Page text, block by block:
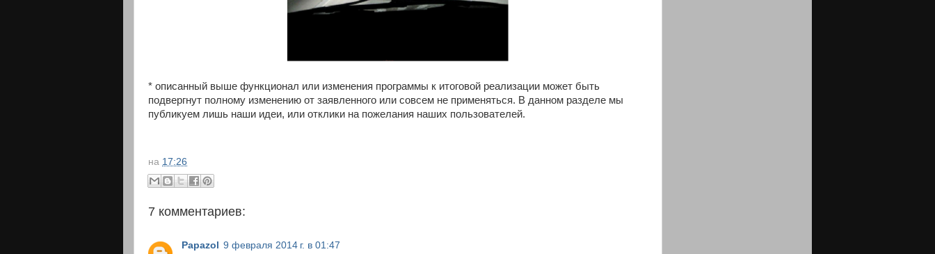
* описанный выше функционал или изменения программы к итоговой реализации может быть
подвергнут полному изменению от заявленного или совсем не применяться. В данном разделе мы
публикуем лишь наши идеи, или отклики на пожелания наших пользователей.
на 17:26
7 комментариев:
Papazol
9 февраля 2014 г. в 01:47